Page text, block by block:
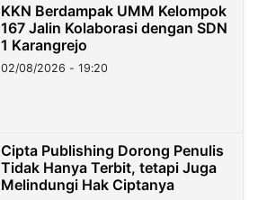
KKN Berdampak UMM Kelompok
167 Jalin Kolaborasi dengan SDN
1 Karangrejo
02/08/2026 - 19:20
Cipta Publishing Dorong Penulis
Tidak Hanya Terbit, tetapi Juga
Melindungi Hak Ciptanya